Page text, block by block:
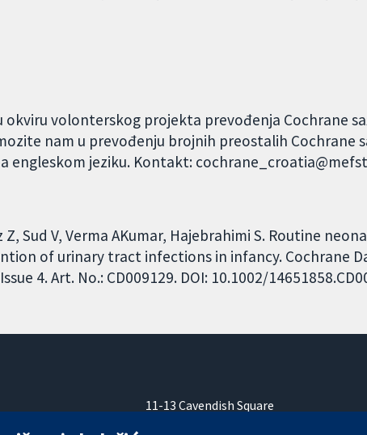
okviru volonterskog projekta prevođenja Cochrane
nam u prevođenju brojnih preostalih Cochrane
engleskom jeziku. Kontakt:
Sud V, Verma AKumar, Hajebrahimi S. Routine
of urinary tract infections in infancy. Cochrane
4. Art. No.: CD009129. DOI: 10.1002/
11-13 Cavendish Square